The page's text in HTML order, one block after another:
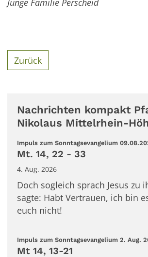
Junge Familie Perscheid
Zurück
Nachrichten kompakt
Nikolaus Mittelrhein-
Impuls zum Sonntagsevangelium
Mt. 14, 22 - 33
4. Aug. 2026
Doch sogleich sprach Jesus zu
sagte: Habt Vertrauen, ich bin
euch nicht!
Impuls zum Sonntagsevangelium 2. Aug.
Mt 14, 13-21